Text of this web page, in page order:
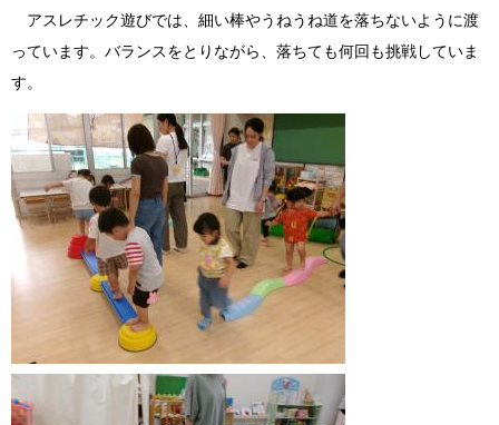
アスレチック遊びでは、細い棒やうねうね道を落ちないように渡
っています。バランスをとりながら、落ちても何回も挑戦していま
す。